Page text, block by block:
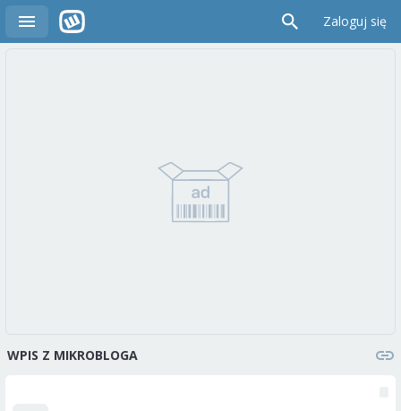
Zaloguj się
WPIS Z MIKROBLOGA